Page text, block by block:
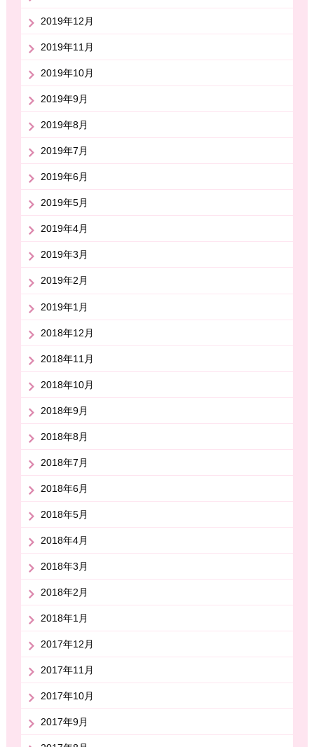
2019年12月
2019年11月
2019年10月
2019年9月
2019年8月
2019年7月
2019年6月
2019年5月
2019年4月
2019年3月
2019年2月
2019年1月
2018年12月
2018年11月
2018年10月
2018年9月
2018年8月
2018年7月
2018年6月
2018年5月
2018年4月
2018年3月
2018年2月
2018年1月
2017年12月
2017年11月
2017年10月
2017年9月